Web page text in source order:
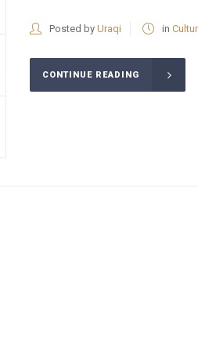
Posted by Uraqi in
CONTINUE READING